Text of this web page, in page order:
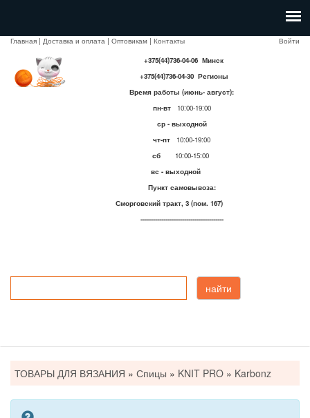
Главная | Доставка и оплата | Оптовикам | Контакты
Войти
+375(44)736-04-06 Минск
+375(44)736-04-30 Регионы
Время работы (июнь- август):
пн-вт
10:00-19:00
ср - выходной
чт-пт 10:00-19:00
сб
10:00-15:00
вс - выходной
Пункт самовывоза:
Сморговский тракт, 3 (пом. 167)
----------------------------------------
найти
здесь
ТОВАРЫ ДЛЯ ВЯЗАНИЯ » Спицы » KNIT PRO » Karbonz